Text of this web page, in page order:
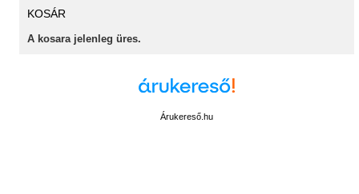
KOSÁR
A kosara jelenleg üres.
Árukereső.hu